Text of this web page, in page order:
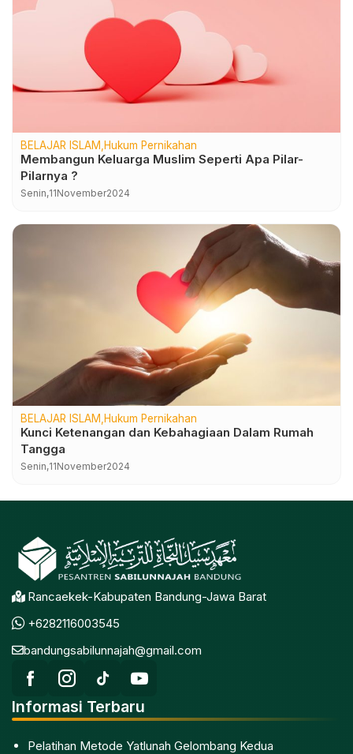
BELAJAR ISLAM Hukum Pernikahan
Membangun Keluarga Muslim Seperti Apa Pilar-
Pilarnya ?
Senin,11November2024
BELAJAR ISLAM Hukum Pernikahan
Kunci Ketenangan dan Kebahagiaan Dalam Rumah
Tangga
Senin,11November2024
Rancaekek-Kabupaten Bandung-Jawa Barat
+6282116003545
bandungsabilunnajah@gmail.com
Informasi Terbaru
Pelatihan Metode Yatlunah Gelombang Kedua